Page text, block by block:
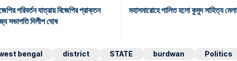
পরিবর্তন যাত্রায় বিজেপির প্রাক্তন
সভাপতি দিলীপ ঘোষ
মহাসমারোহে পালিত হলো কুমুদ সাহিত্য মেলা
bengal district STATE burdwan Politics